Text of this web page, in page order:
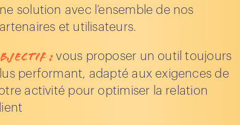
solution avec l’ensemble de nos
et utilisateurs.
: vous proposer un outil toujours
performant, adapté aux exigences de
activité pour optimiser la relation